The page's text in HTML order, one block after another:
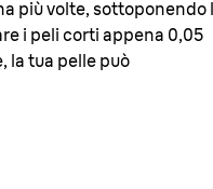
più volte, sottoponendo
i peli corti appena 0,05
la tua pelle può